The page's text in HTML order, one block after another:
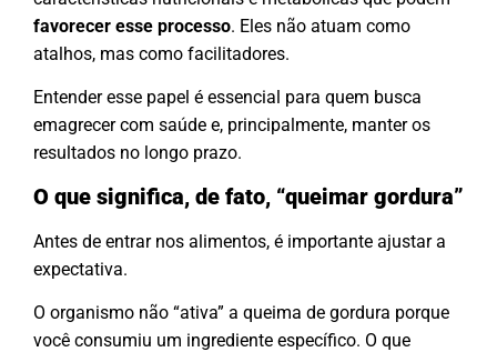
favorecer esse processo. Eles não atuam como
atalhos, mas como facilitadores.
Entender esse papel é essencial para quem busca
emagrecer com saúde e, principalmente, manter os
resultados no longo prazo.
O que significa, de fato, “queimar gordura”
Antes de entrar nos alimentos, é importante ajustar a
expectativa.
O organismo não “ativa” a queima de gordura porque
você consumiu um ingrediente específico. O que